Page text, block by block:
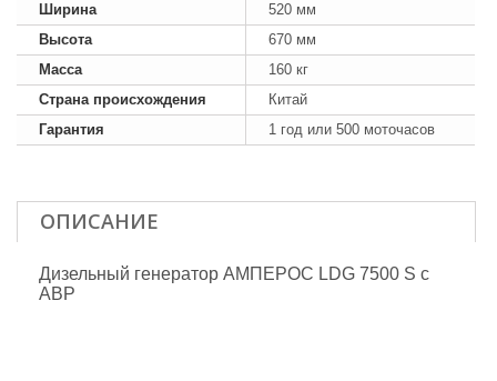
Ширина
520 мм
Высота
670 мм
Масса
160 кг
Страна происхождения
Китай
Гарантия
1 год или 500 моточасов
ОПИСАНИЕ
Дизельный генератор АМПЕРОС LDG 7500 S с
АВР